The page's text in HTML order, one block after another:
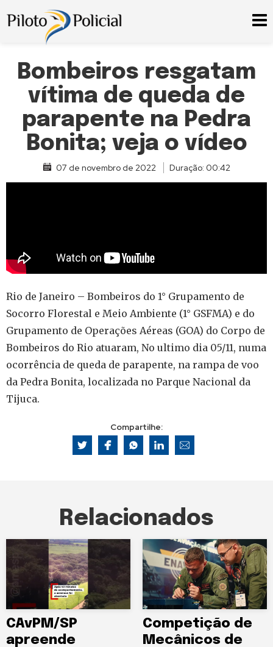
Bombeiros resgatam
vítima de queda de
parapente na Pedra
Bonita; veja o vídeo
07 de novembro de 2022 Duração: 00:42
Rio de Janeiro – Bombeiros do 1° Grupamento de
Socorro Florestal e Meio Ambiente (1° GSFMA) e do
Grupamento de Operações Aéreas (GOA) do Corpo de
Bombeiros do Rio atuaram, No ultimo dia 05/11, numa
ocorrência de queda de parapente, na rampa de voo
da Pedra Bonita, localizada no Parque Nacional da
Tijuca.
Compartilhe:
Relacionados
CAvPM/SP
apreende
Competição de
Mecânicos de